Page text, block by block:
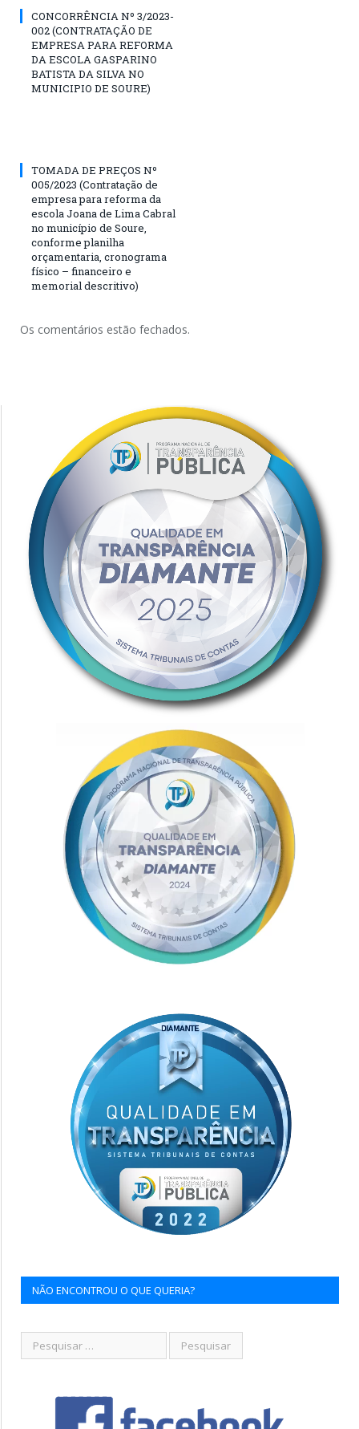
CONCORRÊNCIA Nº 3/2023-
002 (CONTRATAÇÃO DE
EMPRESA PARA REFORMA
DA ESCOLA GASPARINO
BATISTA DA SILVA NO
MUNICIPIO DE SOURE)
TOMADA DE PREÇOS Nº
005/2023 (Contratação de
empresa para reforma da
escola Joana de Lima Cabral
no município de Soure,
conforme planilha
orçamentaria, cronograma
físico – financeiro e
memorial descritivo)
Os comentários estão fechados.
NÃO ENCONTROU O QUE QUERIA?